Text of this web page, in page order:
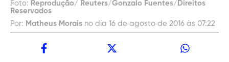
Foto: Reprodução/ Reuters/Gonzalo Fuentes/Direitos
Reservados
Por: Matheus Morais no dia 16 de agosto de 2016 às 07:22